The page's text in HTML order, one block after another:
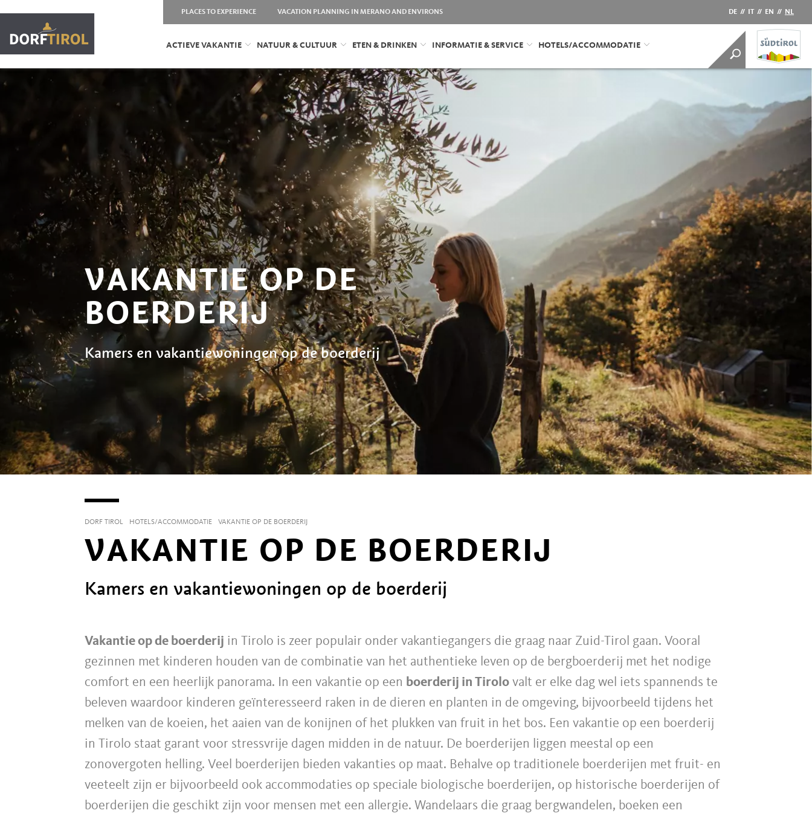
PLACES TO EXPERIENCE VACATION PLANNING IN MERANO AND ENVIRONS DE // IT // EN // NL
ACTIEVE VAKANTIE NATUUR & CULTUUR ETEN & DRINKEN INFORMATIE & SERVICE HOTELS/ACCOMMODATIE
VAKANTIE OP DE
BOERDERIJ
Kamers en vakantiewoningen op de boerderij
DORF TIROL HOTELS/ACCOMMODATIE VAKANTIE OP DE BOERDERIJ
VAKANTIE OP DE BOERDERIJ
Kamers en vakantiewoningen op de boerderij
Vakantie op de boerderij in Tirolo is zeer populair onder vakantiegangers die graag naar Zuid-Tirol gaan. Vooral
gezinnen met kinderen houden van de combinatie van het authentieke leven op de bergboerderij met het nodige
comfort en een heerlijk panorama. In een vakantie op een boerderij in Tirolo valt er elke dag wel iets spannends te
beleven waardoor kinderen geïnteresseerd raken in de dieren en planten in de omgeving, bijvoorbeeld tijdens het
melken van de koeien, het aaien van de konijnen of het plukken van fruit in het bos. Een vakantie op een boerderij
in Tirolo staat garant voor stressvrije dagen midden in de natuur. De boerderijen liggen meestal op een
zonovergoten helling. Veel boerderijen bieden vakanties op maat. Behalve op traditionele boerderijen met fruit- en
veeteelt zijn er bijvoorbeeld ook accommodaties op speciale biologische boerderijen, op historische boerderijen of
boerderijen die geschikt zijn voor mensen met een allergie. Wandelaars die graag bergwandelen, boeken een